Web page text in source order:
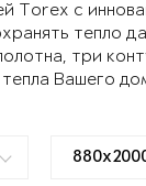
Torex с
тепло
три
Вашего